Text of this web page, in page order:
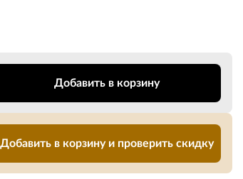
Добавить в корзину
Добавить в корзину и проверить скидку